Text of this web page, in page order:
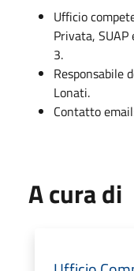
Ufficio
Privata,
3.
Responsabile
Lonati.
Contatto
A cura di